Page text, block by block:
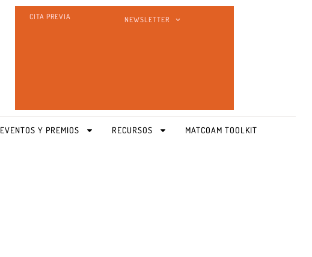
CITA PREVIA NEWSLETTER
EVENTOS Y PREMIOS RECURSOS MATCOAM TOOLKIT